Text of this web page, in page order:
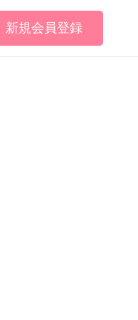
新規会員登録